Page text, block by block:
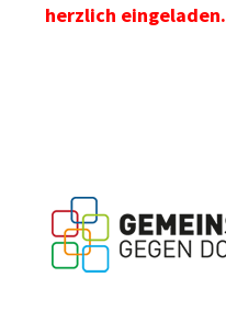
herzlich eingeladen.